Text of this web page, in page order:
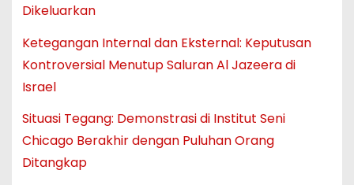
Dikeluarkan
Ketegangan Internal dan Eksternal: Keputusan
Kontroversial Menutup Saluran Al Jazeera di
Israel
Situasi Tegang: Demonstrasi di Institut Seni
Chicago Berakhir dengan Puluhan Orang
Ditangkap